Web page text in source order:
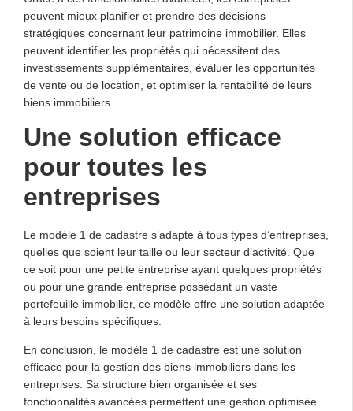
peuvent mieux planifier et prendre des décisions
stratégiques concernant leur patrimoine immobilier. Elles
peuvent identifier les propriétés qui nécessitent des
investissements supplémentaires, évaluer les opportunités
de vente ou de location, et optimiser la rentabilité de leurs
biens immobiliers.
Une solution efficace
pour toutes les
entreprises
Le modèle 1 de cadastre s’adapte à tous types d’entreprises,
quelles que soient leur taille ou leur secteur d’activité. Que
ce soit pour une petite entreprise ayant quelques propriétés
ou pour une grande entreprise possédant un vaste
portefeuille immobilier, ce modèle offre une solution adaptée
à leurs besoins spécifiques.
En conclusion, le modèle 1 de cadastre est une solution
efficace pour la gestion des biens immobiliers dans les
entreprises. Sa structure bien organisée et ses
fonctionnalités avancées permettent une gestion optimisée